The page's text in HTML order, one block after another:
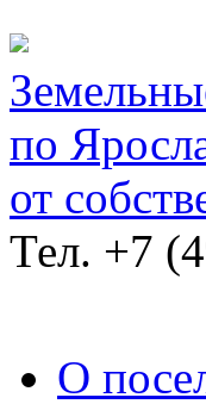
по
от
Тел. +7
О